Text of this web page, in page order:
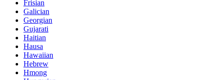
Frisian
Galician
Georgian
Gujarati
Haitian
Hausa
Hawaiian
Hebrew
Hmong